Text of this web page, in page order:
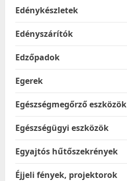
Edénykészletek
Edényszárítók
Edzőpadok
Egerek
Egészségmegőrző eszközök
Egészségügyi eszközök
Egyajtós hűtőszekrények
Éjjeli fények, projektorok